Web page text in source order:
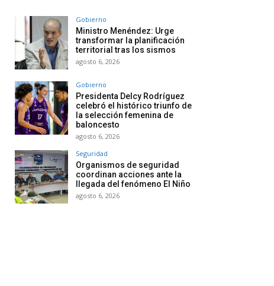
Gobierno
Ministro Menéndez: Urge
transformar la planificación
territorial tras los sismos
agosto 6, 2026
Gobierno
Presidenta Delcy Rodríguez
celebró el histórico triunfo de
la selección femenina de
baloncesto
agosto 6, 2026
Seguridad
Organismos de seguridad
coordinan acciones ante la
llegada del fenómeno El Niño
agosto 6, 2026